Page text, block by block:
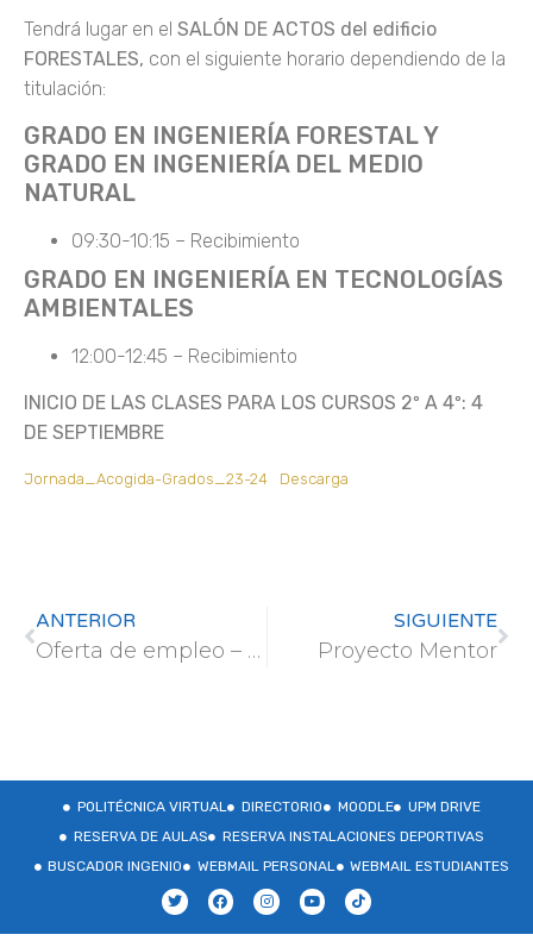
Tendrá lugar en el SALÓN DE ACTOS del edificio
FORESTALES, con el siguiente horario dependiendo de la
titulación:
GRADO EN INGENIERÍA FORESTAL Y
GRADO EN INGENIERÍA DEL MEDIO
NATURAL
09:30-10:15 – Recibimiento
GRADO EN INGENIERÍA EN TECNOLOGÍAS
AMBIENTALES
12:00-12:45 – Recibimiento
INICIO DE LAS CLASES PARA LOS CURSOS 2º A 4º: 4
DE SEPTIEMBRE
Jornada_Acogida-Grados_23-24 Descarga
ANTERIOR
Oferta de empleo – Grupo de investigación de Genética de Poblaciones y Evolución del Instituto de Ciencias Forestales (ICIFOR-INIA)
SIGUIENTE
Proyecto Mentor
POLITÉCNICA VIRTUAL DIRECTORIO MOODLE
UPM DRIVE
RESERVA DE AULAS
RESERVA INSTALACIONES DEPORTIVAS
BUSCADOR INGENIO
WEBMAIL PERSONAL WEBMAIL ESTUDIANTES